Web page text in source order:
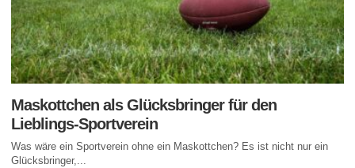
Maskottchen als Glücksbringer für den
Lieblings-Sportverein
Was wäre ein Sportverein ohne ein Maskottchen? Es ist nicht nur ein
Glücksbringer,...